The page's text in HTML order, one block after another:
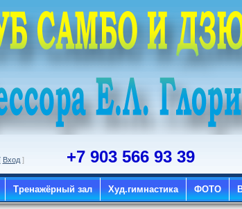
Вход] +7 903 566 93 39
Тренажёрный зал Худ.гимнастика ФОТО